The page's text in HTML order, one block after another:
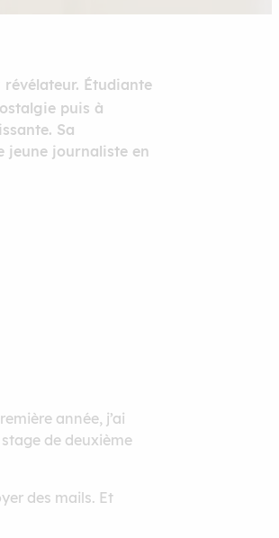
Étudiante
puis à
Sa
jeune journaliste en
année, j’ai
de deuxième
des mails. Et